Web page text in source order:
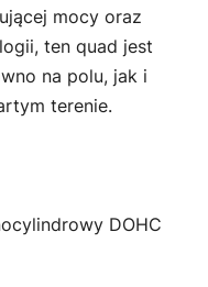
mocy oraz
ten quad jest
na polu, jak i
terenie.
DOHC